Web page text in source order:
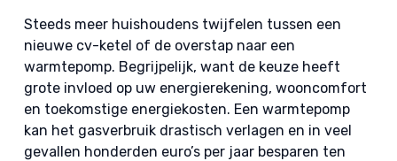
Steeds meer huishoudens twijfelen tussen een
nieuwe cv-ketel of de overstap naar een
warmtepomp. Begrijpelijk, want de keuze heeft
grote invloed op uw energierekening, wooncomfort
en toekomstige energiekosten. Een warmtepomp
kan het gasverbruik drastisch verlagen en in veel
gevallen honderden euro’s per jaar besparen ten